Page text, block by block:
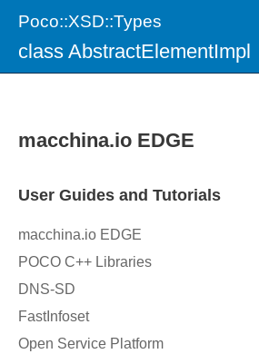
Poco::XSD::Types
class AbstractElementImpl